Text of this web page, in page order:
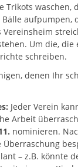
Trikots waschen,
aufpumpen,
Vereinsheim
Um die, die
schreiben.
denen Ihr
Jeder Verein
Arbeit
nominieren.
– z.B. könnte